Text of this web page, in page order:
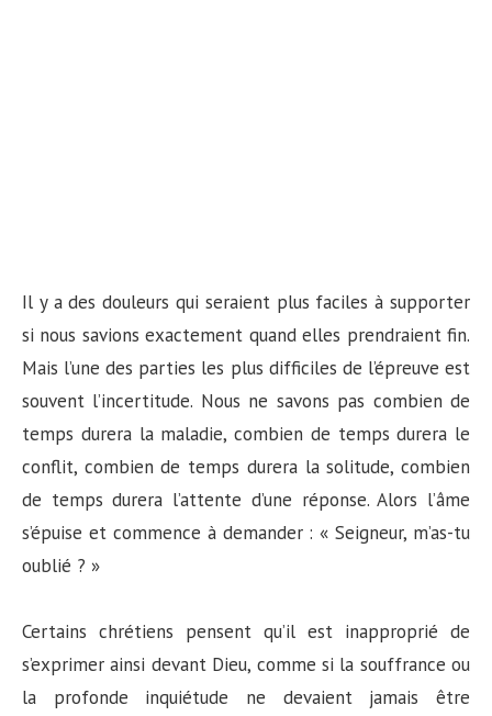
Il y a des douleurs qui seraient plus faciles à supporter
si nous savions exactement quand elles prendraient fin.
Mais l’une des parties les plus difficiles de l’épreuve est
souvent l’incertitude. Nous ne savons pas combien de
temps durera la maladie, combien de temps durera le
conflit, combien de temps durera la solitude, combien
de temps durera l’attente d’une réponse. Alors l’âme
s’épuise et commence à demander : « Seigneur, m’as-tu
oublié ? »
Certains chrétiens pensent qu’il est inapproprié de
s’exprimer ainsi devant Dieu, comme si la souffrance ou
la profonde inquiétude ne devaient jamais être